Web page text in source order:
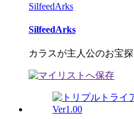
SilfeedArks
SilfeedArks
カラスが主人公のお宝